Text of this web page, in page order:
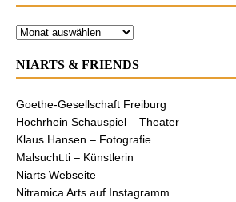
NIARTS & FRIENDS
Goethe-Gesellschaft Freiburg
Hochrhein Schauspiel – Theater
Klaus Hansen – Fotografie
Malsucht.ti – Künstlerin
Niarts Webseite
Nitramica Arts auf Instagramm